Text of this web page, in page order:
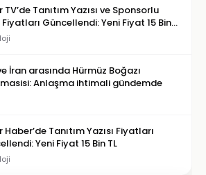
TV’de Tanıtım Yazısı ve Sponsorlu
Fiyatları Güncellendi: Yeni Fiyat 15 Bin
İran arasında Hürmüz Boğazı
Anlaşma ihtimali gündemde
Haber’de Tanıtım Yazısı Fiyatları
Yeni Fiyat 15 Bin TL